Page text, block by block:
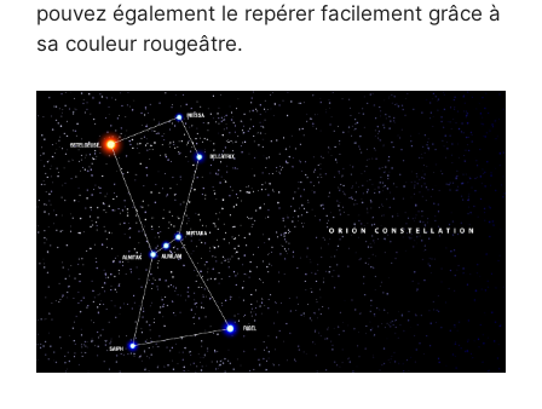
pouvez également le repérer facilement grâce à
sa couleur rougeâtre.